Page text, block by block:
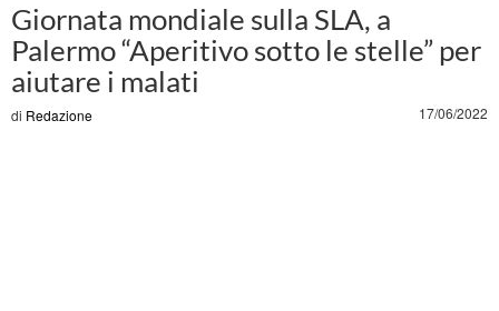
Giornata mondiale sulla SLA, a
Palermo “Aperitivo sotto le stelle” per
aiutare i malati
di Redazione 17/06/2022